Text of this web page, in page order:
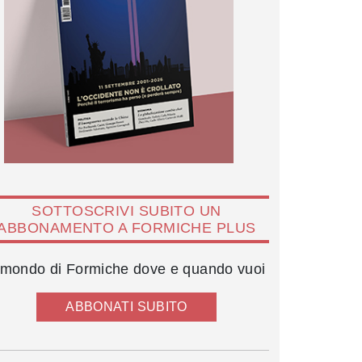
SOTTOSCRIVI SUBITO UN
A FORMICHE PLUS
di Formiche dove e quando vuoi
ABBONATI SUBITO